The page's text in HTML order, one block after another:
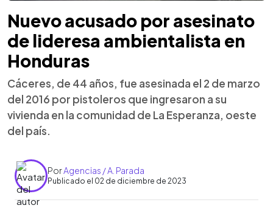
Nuevo acusado por asesinato
de lideresa ambientalista en
Honduras
Cáceres, de 44 años, fue asesinada el 2 de marzo
del 2016 por pistoleros que ingresaron a su
vivienda en la comunidad de La Esperanza, oeste
del país.
PorAgencias / A. Parada
Publicado el 02 de diciembre de 2023